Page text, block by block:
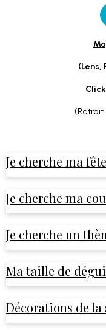
(Lens,
(Retrait
Je cherche ma
Je cherche ma
Je cherche un
Ma taille de
Décorations de la